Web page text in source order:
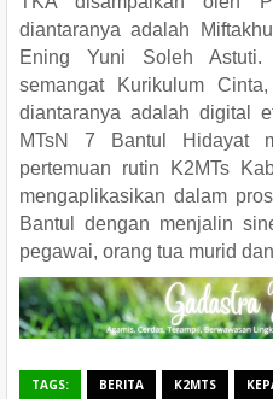
diantaranya adalah
Ening Yuni Soleh Astuti.
semangat Kurikulum
diantaranya adalah digital
MTsN 7 Bantul Hidayat
pertemuan rutin K2MTs
mengaplikasikan dalam
Bantul dengan menjalin
pegawai, orang tua murid
TAGS: BERITA K2MTS